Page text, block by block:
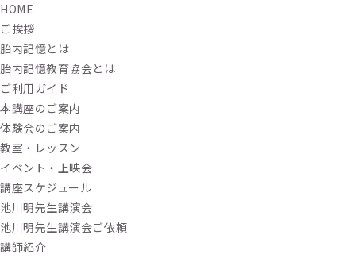
HOME
ご挨拶
胎内記憶とは
胎内記憶教育協会とは
ご利用ガイド
本講座のご案内
体験会のご案内
教室・レッスン
イベント・上映会
講座スケジュール
池川明先生講演会
池川明先生講演会ご依頼
講師紹介